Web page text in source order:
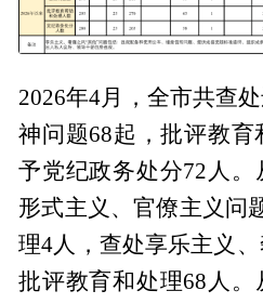
2026年4月，全市共查
神问题68起，批评教育
予党纪政务处分72人
形式主义、官僚主义问
理4人，查处享乐主义、
批评教育和处理68人